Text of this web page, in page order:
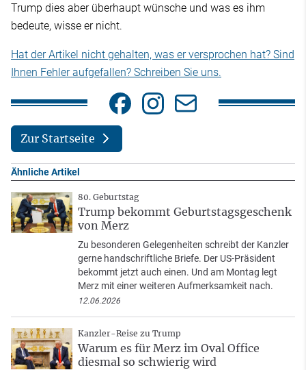
Trump dies aber überhaupt wünsche und was es ihm
bedeute, wisse er nicht.
Hat der Artikel nicht gehalten, was er versprochen hat? Sind
Ihnen Fehler aufgefallen? Schreiben Sie uns.
Zur Startseite
Ähnliche Artikel
80. Geburtstag
Trump bekommt Geburtstagsgeschenk
von Merz
Zu besonderen Gelegenheiten schreibt der Kanzler
gerne handschriftliche Briefe. Der US-Präsident
bekommt jetzt auch einen. Und am Montag legt
Merz mit einer weiteren Aufmerksamkeit nach.
12.06.2026
Kanzler-Reise zu Trump
Warum es für Merz im Oval Office
diesmal so schwierig wird